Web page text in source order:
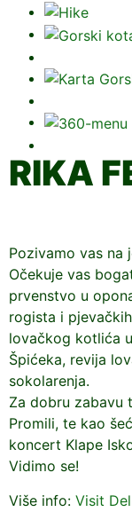
RIKA
Pozivamo vas na
Očekuje vas
prvenstvo u
rogista i
lovačkog kotlića
Špićeka, revija
sokolarenja.
Za dobru zabavu
Promili, te kao
koncert Klape
Vidimo se!
Više info: Visit